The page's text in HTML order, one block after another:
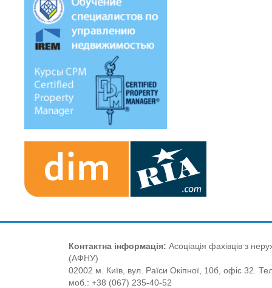
Контактна інформація: Асоціація фахівців з
(АФНУ)
02002 м. Київ, вул. Раїси Окіпної, 10б, офіс 32.
моб.: +38 (067) 235-40-52